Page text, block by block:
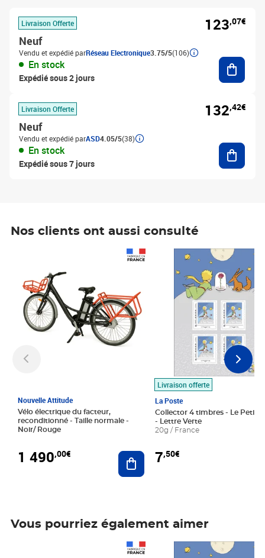
Livraison Offerte
Neuf
Vendu et expédié parRéseau Electronique3.75/5(106)
En stock
Expédié sous 2 jours
123,07€
Livraison Offerte
Neuf
Vendu et expédié parASD4.05/5(38)
En stock
Expédié sous 7 jours
132,42€
Nos clients ont aussi consulté
Nouvelle Attitude
Vélo électrique du facteur,
reconditionné - Taille normale -
Noir/ Rouge
1 490,00€ Ajouter au panier
Livraison offerte
La Poste
Collector 4 timbres - Le Petit
- Lettre Verte
20g / France
7,50€
Prix 7,50€
Vous pourriez également aimer
Prix 7,50€